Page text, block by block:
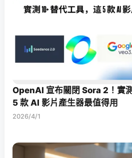
OpenAI 宣布關閉 Sora 2！實
5 款 AI 影片產生器最值得用
2026/4/1